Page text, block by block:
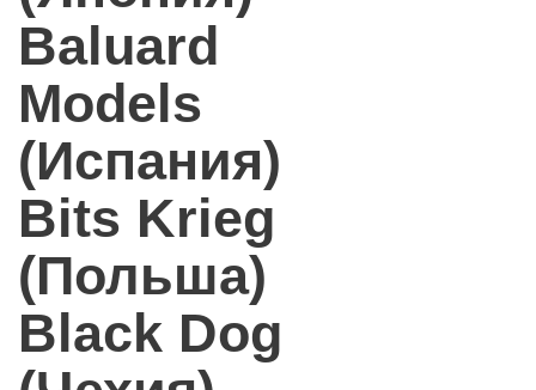
Baluard
Models
(Испания)
Bits Krieg
(Польша)
Black Dog